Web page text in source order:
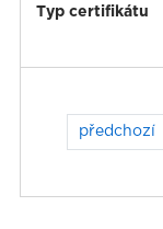
Typ certifikátu
předchozí